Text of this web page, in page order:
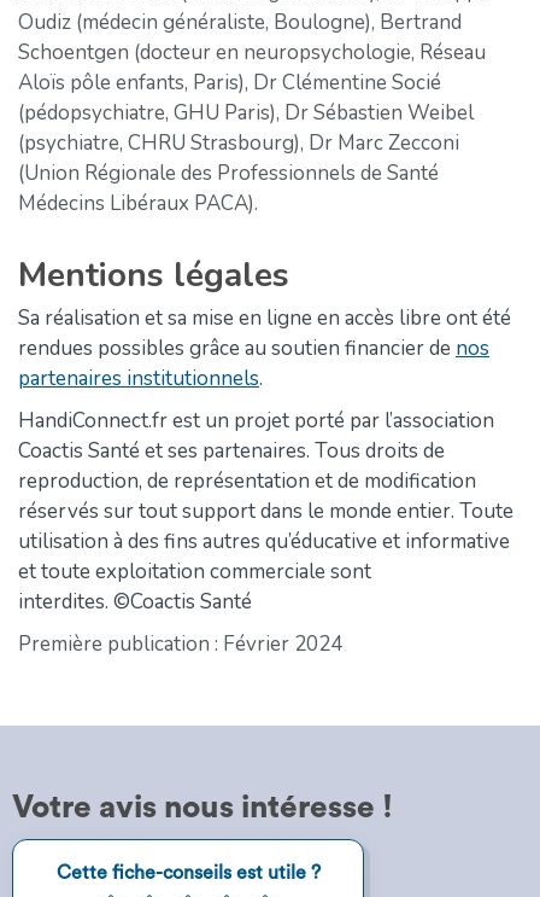
Oudiz (médecin généraliste, Boulogne), Bertrand
Schoentgen (docteur en neuropsychologie, Réseau
Aloïs pôle enfants, Paris), Dr Clémentine Socié
(pédopsychiatre, GHU Paris), Dr Sébastien Weibel
(psychiatre, CHRU Strasbourg), Dr Marc Zecconi
(Union Régionale des Professionnels de Santé
Médecins Libéraux PACA).
Mentions légales
Sa réalisation et sa mise en ligne en accès libre ont été
rendues possibles grâce au soutien financier de nos
partenaires institutionnels.
HandiConnect.fr est un projet porté par l’association
Coactis Santé et ses partenaires. Tous droits de
reproduction, de représentation et de modification
réservés sur tout support dans le monde entier. Toute
utilisation à des fins autres qu’éducative et informative
et toute exploitation commerciale sont
interdites. ©Coactis Santé
Première publication : Février 2024
Votre avis nous intéresse !
Étape
Cette fiche-conseils est utile ?